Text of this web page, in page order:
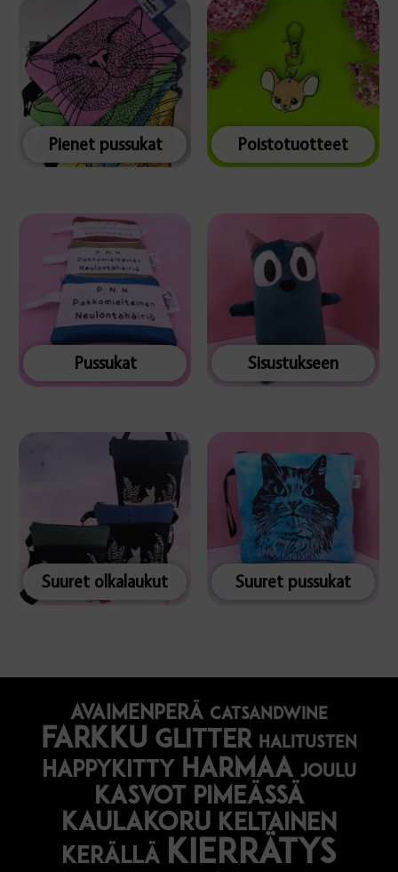
Pienet pussukat Poistotuotteet
Pussukat Sisustukseen
Suuret olkalaukut Suuret pussukat
avaimenperä catsandwine
farkku glitter halitusten
happykitty harmaa joulu
Kasvot pimeässä
kaulakoru keltainen
kerällä kierrätys